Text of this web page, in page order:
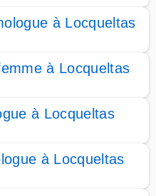
à Locqueltas
à Locqueltas
à Locqueltas
à Locqueltas